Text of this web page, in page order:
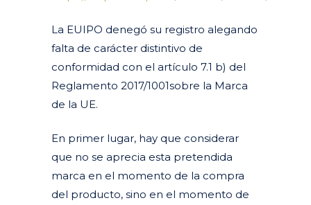
La EUIPO denegó su registro alegando
falta de carácter distintivo de
conformidad con el artículo 7.1 b) del
Reglamento 2017/1001sobre la Marca
de la UE.
En primer lugar, hay que considerar
que no se aprecia esta pretendida
marca en el momento de la compra
del producto, sino en el momento de